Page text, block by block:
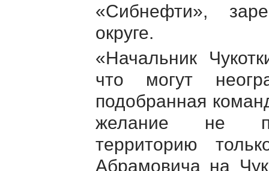
«Сибнефти»,
округе.
«Начальник
что могут
подобранная
желание не
территорию
Абрамовича на